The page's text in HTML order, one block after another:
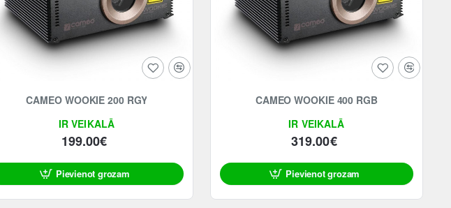
IR VEIKALĀ
CAMEO WOOKIE 200 RGY
199.00€
Pievienot grozam
IR VEIKALĀ
CAMEO WOOKIE 400 RGB
319.00€
Pievienot grozam